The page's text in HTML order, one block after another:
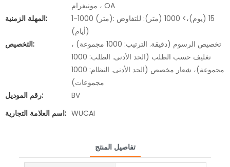
مونيغرام ، OA
المهلة الزمنية:
1-1000 (متر): 15 (يوم)،> 1000 (متر): للتفاوض
(أيام)
التخصيص:
تخصيص الرسوم (دقيقة. الترتيب: 1000 مجموعة) ،
تغليف حسب الطلب (الحد الأدنى. الطلب: 1000
مجموعة)، شعار مخصص (الحد الأدنى. النظام: 1000
مجموعات)
رقم الموديل:
BV
اسم العلامة التجارية: WUCAI
تفاصيل المنتج